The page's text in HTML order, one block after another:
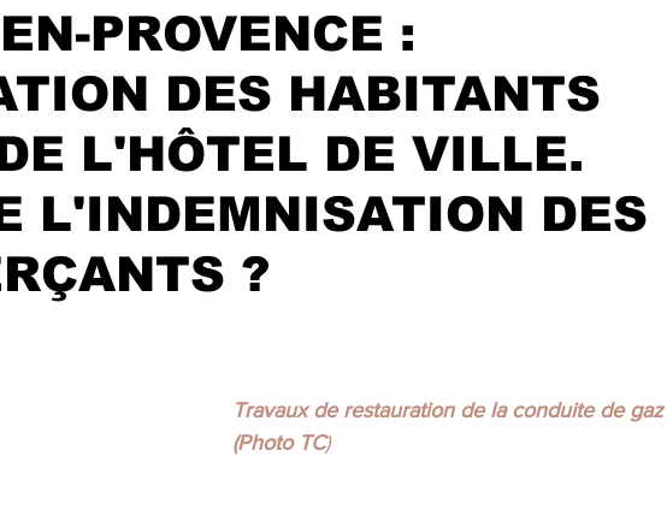
ELECTIONS MUNICIPALES 2025 A LA UNE trasune
PROVENCE :
DES HABITANTS
L'HÔTEL DE VILLE.
L'INDEMNISATION DES
?
5.
Travaux de restauration de la conduite de gaz
(Photo TC)